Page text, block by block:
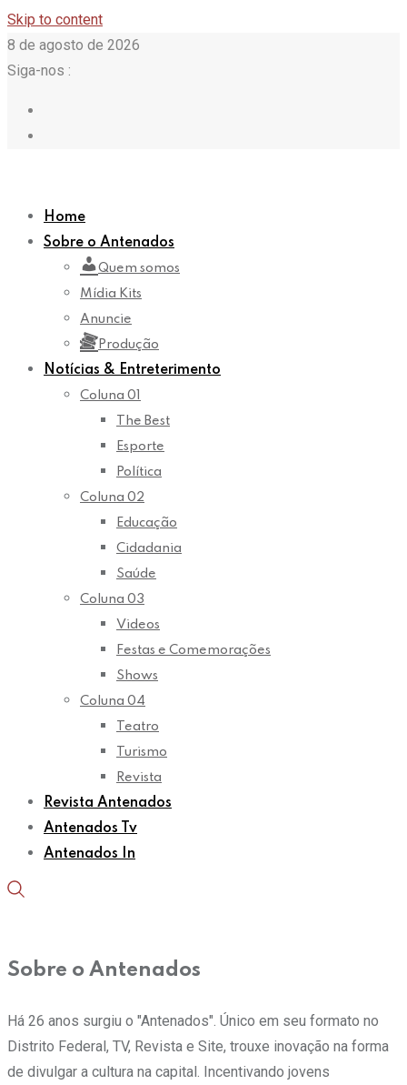
Skip to content
8 de agosto de 2026
Siga-nos :
Home
Sobre o Antenados
Quem somos
Mídia Kits
Anuncie
Produção
Notícias & Entreterimento
Coluna 01
The Best
Esporte
Política
Coluna 02
Educação
Cidadania
Saúde
Coluna 03
Videos
Festas e Comemorações
Shows
Coluna 04
Teatro
Turismo
Revista
Revista Antenados
Antenados Tv
Antenados In
Sobre o Antenados
Há 26 anos surgiu o "Antenados". Único em seu formato no
Distrito Federal, TV, Revista e Site, trouxe inovação na forma
de divulgar a cultura na capital. Incentivando jovens